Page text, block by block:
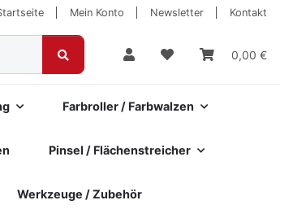
Mein Konto Newsletter Kontakt
0,00 €
Farbroller / Farbwalzen
Pinsel / Flächenstreicher
Werkzeuge / Zubehör